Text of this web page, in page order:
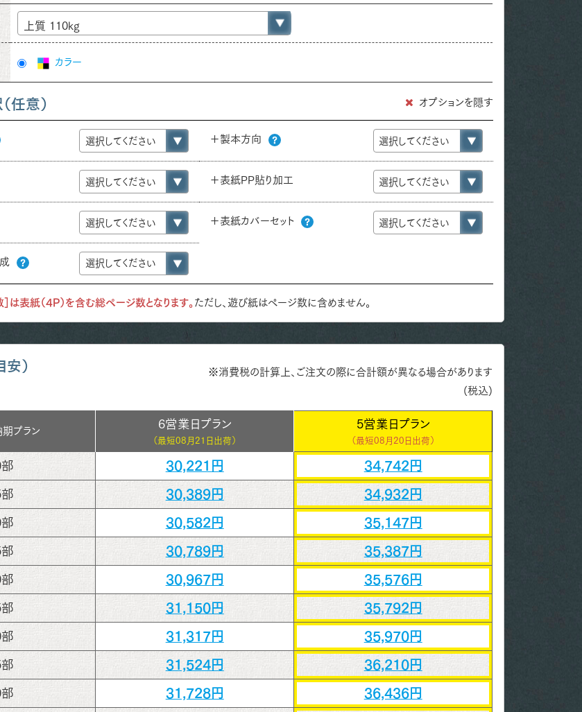
上質 110kg
カラー
任意） オプションを隠す
＋製本方向
＋表紙PP貼り加工
＋表紙カバーセット
は表紙（4P）を含む総ページ数となります。 ただし、遊び紙はページ数に含めません。
安）
※消費税の計算上、ご注文の際に合計額が異なる場合があります
(税込)
期プラン
6営業日プラン
（最短08月21日出荷）
5営業日プラン
（最短08月20日出荷）
30,221円 34,742円
30,389円 34,932円
30,582円 35,147円
30,789円 35,387円
30,967円 35,576円
31,150円 35,792円
31,317円 35,970円
31,524円 36,210円
31,728円 36,436円